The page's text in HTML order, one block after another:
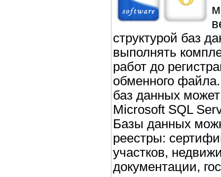
структурой баз
выполнять
работ до
обменного
баз данных
Microsoft SQL
Базы данных
реестры:
участков,
документации,